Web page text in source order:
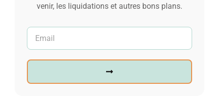
venir, les liquidations et autres bons plans.